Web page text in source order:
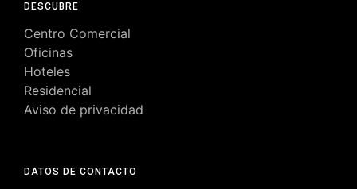
DATOS DE CONTACTO
DESCUBRE
Centro Comercial
Oficinas
Hoteles
Residencial
Aviso de privacidad